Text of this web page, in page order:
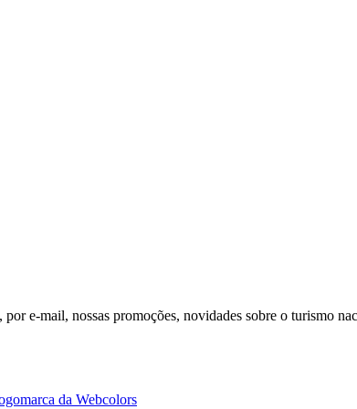
e-mail, nossas promoções, novidades sobre o turismo